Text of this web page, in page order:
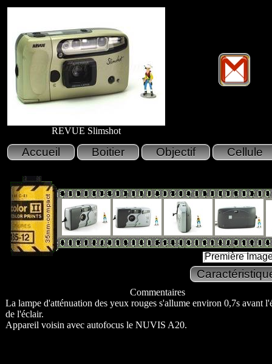
REVUE Slimshot
Première
Commentaires
La lampe d'atténuation des yeux rouges s'allume environ 0,7s avant
de l'éclair.
Appareil voisin avec autofocus le NUVIS A20.